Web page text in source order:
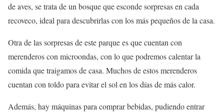
de aves, se trata de un bosque que esconde sorpresas en cada
recoveco, ideal para descubrirlas con los más pequeños de la casa.
Otra de las sorpresas de este parque es que cuentan con
merenderos con microondas, con lo que podremos calentar la
comida que traigamos de casa. Muchos de estos merenderos
cuentan con toldo para evitar el sol en los días de más calor.
Además, hay máquinas para comprar bebidas, pudiendo entrar